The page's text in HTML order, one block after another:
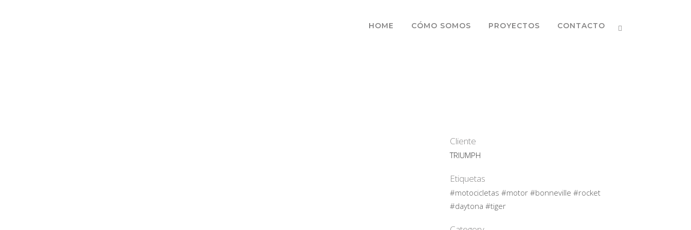
HOME CÓMO SOMOS PROYECTOS CONTACTO
Cliente
TRIUMPH
Etiquetas
#motocicletas #motor #bonneville #rocket
#daytona #tiger